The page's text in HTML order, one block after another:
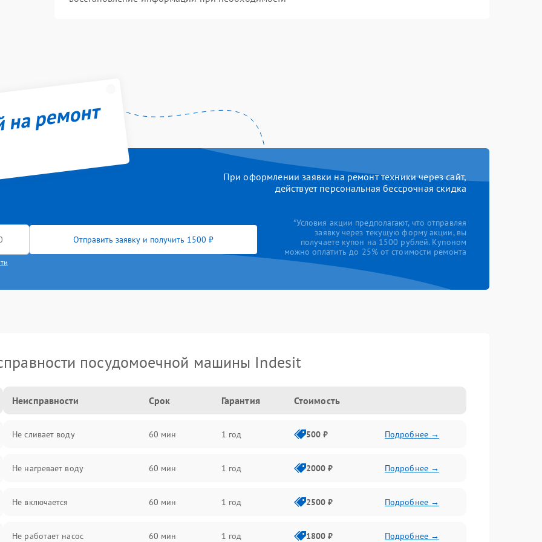
ремонт
При оформлении заявки на ремонт техники через сайт,
действует персональная бессрочная скидка
Отправить заявку и получить 1500 ₽
*Условия акции предполагают, что отправляя
заявку через текущую форму акции, вы
получаете купон на 1500 рублей. Купоном
можно оплатить до 25% от стоимости ремонта
посудомоечной машины Indesit
Неисправности Срок Гарантия Стоимость
Не сливает воду 60 мин 1 год 500 ₽ Подробнее →
Не нагревает воду 60 мин 1 год 2000 ₽ Подробнее →
Не включается 60 мин 1 год 2500 ₽ Подробнее →
Не работает насос 60 мин 1 год 1800 ₽ Подробнее →